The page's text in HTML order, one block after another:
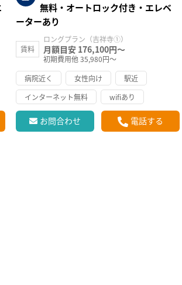
無料・オートロック付き・エレベ
ーターあり
賃料
ロングプラン（吉祥寺①）
月額目安 176,100円～
初期費用他 35,980円～
病院近く
女性向け
駅近
インターネット無料
wifiあり
お問合わせ 電話する